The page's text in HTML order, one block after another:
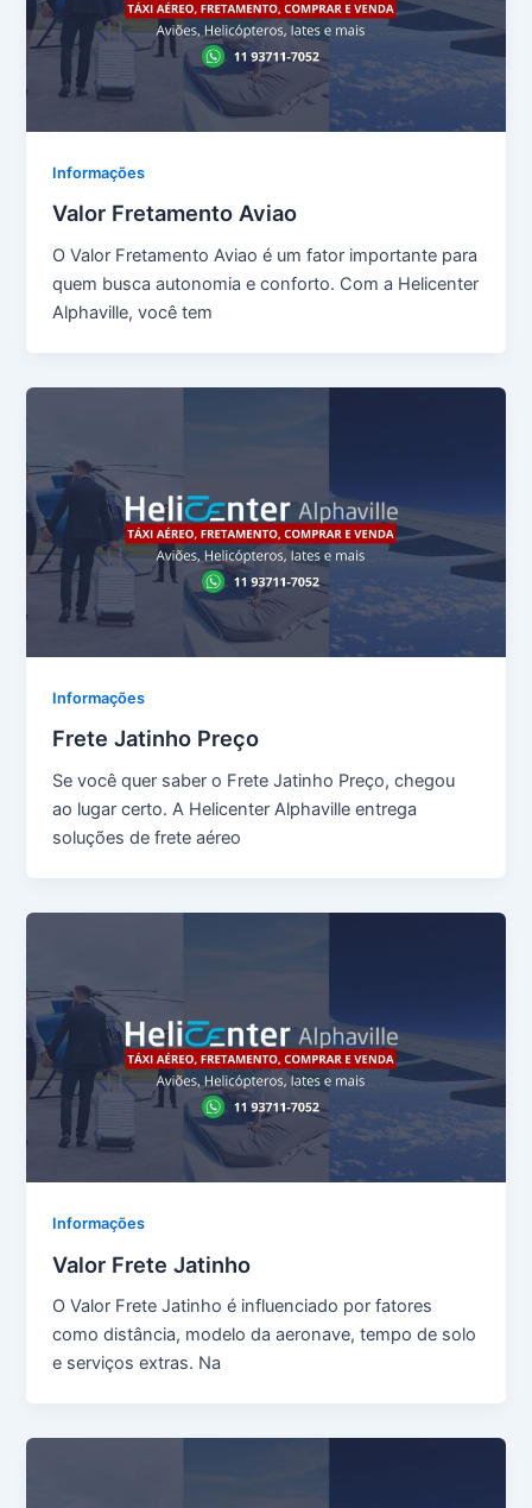
Informações
Valor Fretamento Aviao
O Valor Fretamento Aviao é um fator importante para
quem busca autonomia e conforto. Com a Helicenter
Alphaville, você tem
Informações
Frete Jatinho Preço
Se você quer saber o Frete Jatinho Preço, chegou
ao lugar certo. A Helicenter Alphaville entrega
soluções de frete aéreo
Informações
Valor Frete Jatinho
O Valor Frete Jatinho é influenciado por fatores
como distância, modelo da aeronave, tempo de solo
e serviços extras. Na